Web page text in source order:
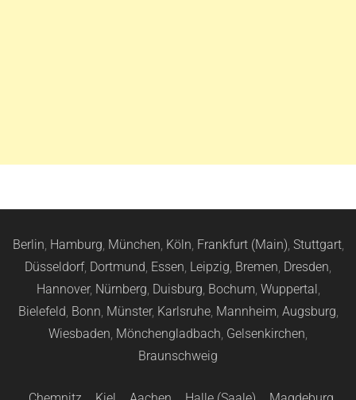
Berlin, Hamburg, München, Köln, Frankfurt (Main), Stuttgart,
Düsseldorf, Dortmund, Essen, Leipzig, Bremen, Dresden,
Hannover, Nürnberg, Duisburg, Bochum, Wuppertal,
Bielefeld, Bonn, Münster, Karlsruhe, Mannheim, Augsburg,
Wiesbaden, Mönchengladbach, Gelsenkirchen,
Braunschweig